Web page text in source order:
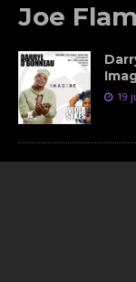
Joe
19